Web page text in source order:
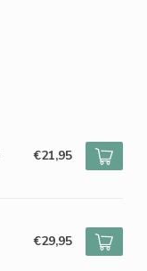
€21,95
€29,95